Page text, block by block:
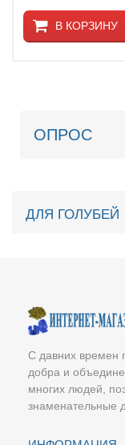
В КОРЗИНУ
ОПРОС
ДЛЯ ГОЛУБЕЙ
С давних времен
добра и
многих людей,
знаменательные